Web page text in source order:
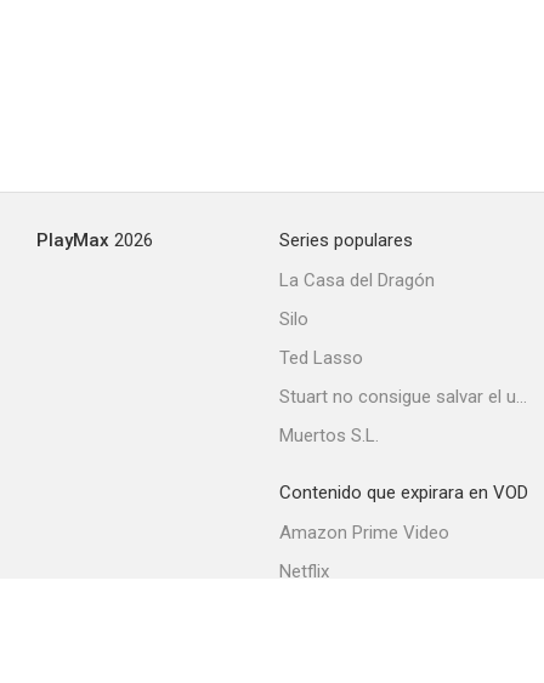
PlayMax 2026
Series populares
La Casa del Dragón
Silo
Ted Lasso
Stuart no consigue salvar el universo
Muertos S.L.
Contenido que expirara en VOD
Amazon Prime Video
Netflix